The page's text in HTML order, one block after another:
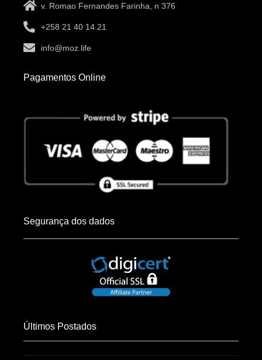
v. Romao Fernandes Farinha, n 376
+258 21 40 14 21
info@moz.life
Pagamentos Online
Segurança dos dados
Últimos Postados